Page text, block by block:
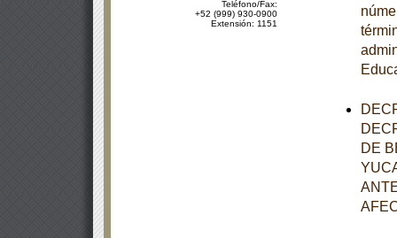
Teléfono/Fax:
+52 (999) 930-0900
Extensión: 1151
DE